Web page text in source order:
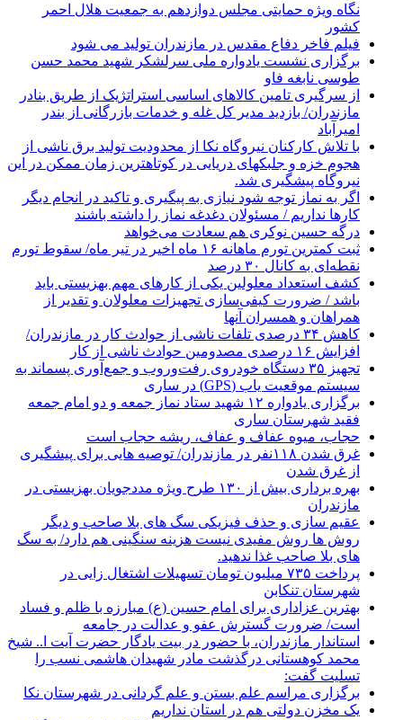
نگاه ویژه حمایتی مجلس دوازدهم به جمعیت هلال احمر
کشور
فیلم فاخر دفاع مقدس در مازندران تولید می شود
برگزاری نشست یادواره ملی سرلشکر شهید محمد حسن
طوسی نابغه فاو
از سرگیری تامین کالاهای اساسی استراتژیک از طریق بنادر
مازندران/ بازدید مدیر کل غله و خدمات بازرگانی از بندر
امیرآباد
با تلاش کارکنان نیروگاه نکا از محدودیت تولید برق ناشی از
هجوم خزه و جلبکهای دریایی در کوتاهترین زمان ممکن در این
نیروگاه پیشگیری شد.
اگر به نماز توجه شود نیازی به پیگیری و تاکید در انجام دیگر
کارها نداریم / مسئولان دغدغه نماز را داشته باشند
درگه حسین نوکری هم سعادت می‌خواهد
ثبت کمترین تورم ماهانه ۱۶ ماه اخیر در تیر ماه/ سقوط تورم
نقطه‌ای به کانال ۳۰ درصد
کشف استعداد معلولین یکی از کارهای مهم بهزیستی باید
باشد / ضرورت کیفی‌سازی تجهیزات معلولان و تقدیر از
همراهان و همسران آنها
کاهش ۳۴ درصدی تلفات ناشی از حوادث كار در مازندران/
افزایش ۱۶ درصدی مصدومین حوادث ناشی از کار
تجهیز ۳۵ دستگاه خودروی رفت‌وروب و جمع‌آوری پسماند به
سیستم موقعیت یاب (GPS) در ساری
برگزاری یادواره ۱۲ شهید ستاد نماز جمعه و دو امام جمعه
فقید شهرستان ساری
حجاب، میوه عفاف و عفاف، ریشه حجاب است
غرق شدن ۱۱۸نفر در مازندران/ توصيه هايی برای پيشگيری
از غرق شدن
بهره برداری بیش از ۱۳۰ طرح ویژه مددجویان بهزیستی در
مازندران
عقیم سازی و حذف فیزیکی سگ های بلا صاحب و دیگر
روش ها روش مفیدی نیست هزینه سنگینی هم دارد/ به سگ
های بلا صاحب غذا ندهید.
پرداخت ۷۳۵ میلیون تومان تسهیلات اشتغال زایی در
شهرستان تنکابن
بهترین عزاداری برای امام حسین (ع) مبارزه با ظلم و فساد
است/ ضرورت گسترش عفو و عدالت در جامعه
استاندار مازندران، با حضور در بیت یادگار حضرت آیت ا.. شیخ
محمد کوهستانی درگذشت مادر شهیدان هاشمی نسب را
تسلیت گفت:
برگزاری مراسم علم بستن و علم گردانی در شهرستان نکا
یک مخزن دولتی هم در استان نداریم